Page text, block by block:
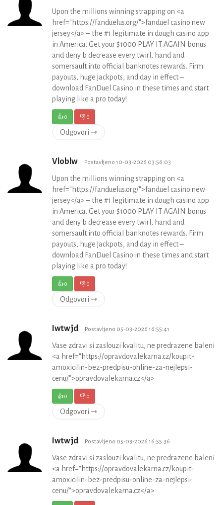
Upon the millions winning strapping on <a
href="https://fanduelus.org/">fanduel casino new
jersey</a> – the #1 legitimate in dough casino app
in America. Get your $1000 PLAY IT AGAIN bonus
and deny b decrease every twirl, hand and
somersault into official banknotes rewards. Firm
payouts, huge jackpots, and day in effect –
download FanDuel Casino in these times and start
playing like a pro today!
👍0 👎0
Odgovori ⇾
Vloblw Postavljeno 10-03-2026 03:56:03
Upon the millions winning strapping on <a
href="https://fanduelus.org/">fanduel casino new
jersey</a> – the #1 legitimate in dough casino app
in America. Get your $1000 PLAY IT AGAIN bonus
and deny b decrease every twirl, hand and
somersault into official banknotes rewards. Firm
payouts, huge jackpots, and day in effect –
download FanDuel Casino in these times and start
playing like a pro today!
👍0 👎0
Odgovori ⇾
Iwtwjd Postavljeno 05-03-2026 16:55:41
Vase zdravi si zaslouzi kvalitu, ne predrazene baleni
<a href="https://opravdovalekarna.cz/koupit-
amoxicilin-bez-predpisu-online-za-nejlepsi-
cenu/">opravdovalekarna.cz</a>
👍0 👎0
Odgovori ⇾
Iwtwjd Postavljeno 05-03-2026 16:55:36
Vase zdravi si zaslouzi kvalitu, ne predrazene baleni
<a href="https://opravdovalekarna.cz/koupit-
amoxicilin-bez-predpisu-online-za-nejlepsi-
cenu/">opravdovalekarna.cz</a>